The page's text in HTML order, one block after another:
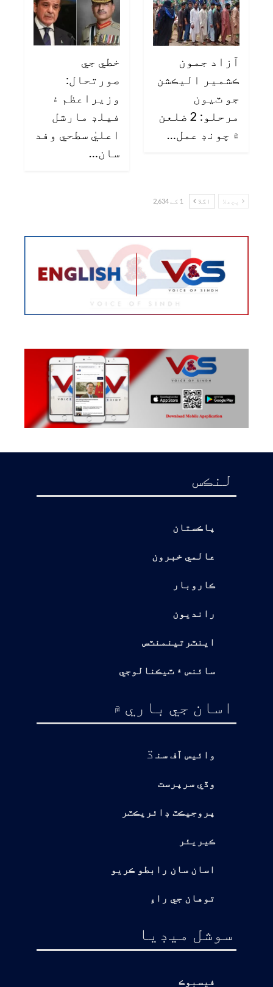
آزاد جمون
ڪشمير اليڪشن
جو ٽيون
مرحلو: 2 ضلعن
۾ چونڊ عمل…
خطي جي
صورتحال:
وزيراعظم ۽
فيلڊ مارشل
اعليٰ سطحي وفد
سان…
پچھلا اگلا 1 کے 2,634
لنڪس
پاڪستان
عالمي خبرون
ڪاروبار
رانديون
اينٽرتينمنٽس
سائنس ۽ ٽيڪنالوجي
اسان جي باري ۾
وائيس آف سن ڌ
وڏي سرپرست
پروجيڪٽ ڊائريڪٽر
ڪيريئر
اسان سان رابطو ڪريو
توهان جي راءِ
سوشل ميڊيا
فيسبوڪ